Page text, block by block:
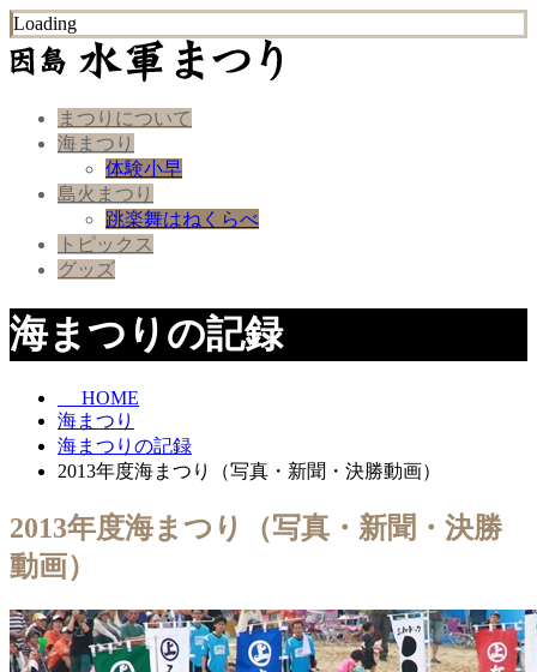
Loading
まつりについて
海まつり
体験小早
島火まつり
跳楽舞はねくらべ
トピックス
グッズ
海まつりの記録
HOME
海まつり
海まつりの記録
2013年度海まつり（写真・新聞・決勝動画）
2013年度海まつり（写真・新聞・決勝
動画）